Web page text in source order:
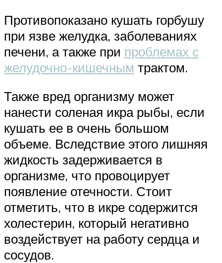
Противопоказано кушать горбушу
при язве желудка, заболеваниях
печени, а также при проблемах с
желудочно-кишечным трактом.
Также вред организму может
нанести соленая икра рыбы, если
кушать ее в очень большом
объеме. Вследствие этого лишняя
жидкость задерживается в
организме, что провоцирует
появление отечности. Стоит
отметить, что в икре содержится
холестерин, который негативно
воздействует на работу сердца и
сосудов.